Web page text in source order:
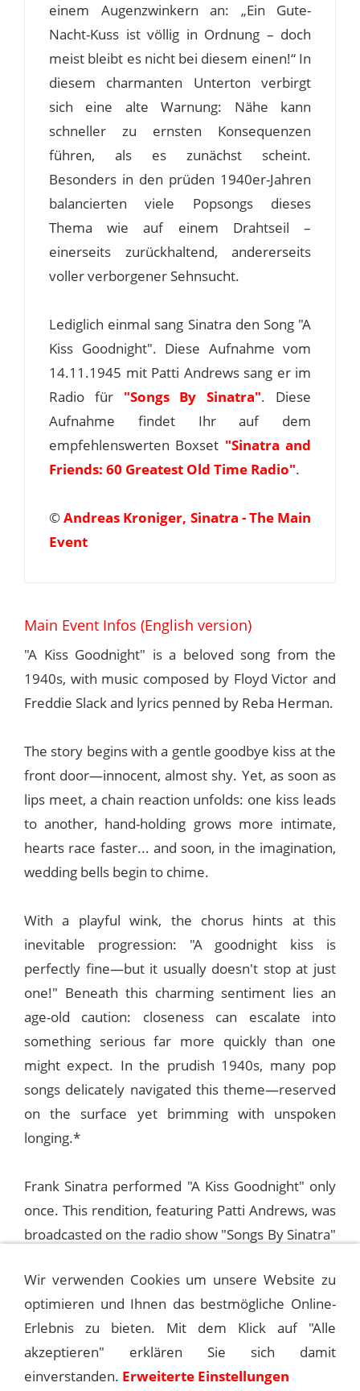
einem Augenzwinkern an: „Ein Gute-
Nacht-Kuss ist völlig in Ordnung – doch
meist bleibt es nicht bei diesem einen!“ In
diesem charmanten Unterton verbirgt
sich eine alte Warnung: Nähe kann
schneller zu ernsten Konsequenzen
führen, als es zunächst scheint.
Besonders in den prüden 1940er-Jahren
balancierten viele Popsongs dieses
Thema wie auf einem Drahtseil –
einerseits zurückhaltend, andererseits
voller verborgener Sehnsucht.
Lediglich einmal sang Sinatra den Song "A
Kiss Goodnight". Diese Aufnahme vom
14.11.1945 mit Patti Andrews sang er im
Radio für "Songs By Sinatra". Diese
Aufnahme findet Ihr auf dem
empfehlenswerten Boxset "Sinatra and
Friends: 60 Greatest Old Time Radio".
©Andreas Kroniger, Sinatra - The Main
Event
Main Event Infos (English version)
"A Kiss Goodnight" is a beloved song from the
1940s, with music composed by Floyd Victor and
Freddie Slack and lyrics penned by Reba Herman.
The story begins with a gentle goodbye kiss at the
front door—innocent, almost shy. Yet, as soon as
lips meet, a chain reaction unfolds: one kiss leads
to another, hand-holding grows more intimate,
hearts race faster... and soon, in the imagination,
wedding bells begin to chime.
With a playful wink, the chorus hints at this
inevitable progression: "A goodnight kiss is
perfectly fine—but it usually doesn't stop at just
one!" Beneath this charming sentiment lies an
age-old caution: closeness can escalate into
something serious far more quickly than one
might expect. In the prudish 1940s, many pop
songs delicately navigated this theme—reserved
on the surface yet brimming with unspoken
longing.*
Frank Sinatra performed "A Kiss Goodnight" only
once. This rendition, featuring Patti Andrews, was
broadcasted on the radio show "Songs By Sinatra"
found in the highly recommended box set
"Sinatra and Friends: 60 Greatest Old Time
Radio."
© Andreas Kroniger, Sinatra - The Main Event
Wir verwenden Cookies um unsere Website zu
optimieren und Ihnen das bestmögliche Online-
Erlebnis zu bieten. Mit dem Klick auf "Alle
akzeptieren" erklären Sie sich damit
einverstanden. Erweiterte Einstellungen